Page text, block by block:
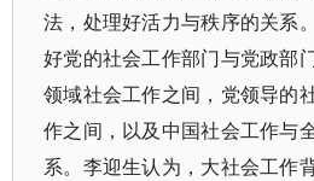
法，处理好活力与秩序的关系
好党的社会工作部门与党政部
领域社会工作之间，党领导的
作之间，以及中国社会工作与
系。李迎生认为，大社会工作